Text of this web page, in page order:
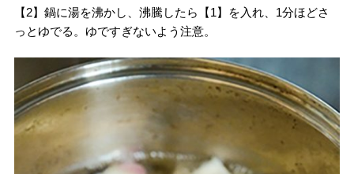
【2】鍋に湯を沸かし、沸騰したら【1】を入れ、1分ほどさ
っとゆでる。ゆですぎないよう注意。